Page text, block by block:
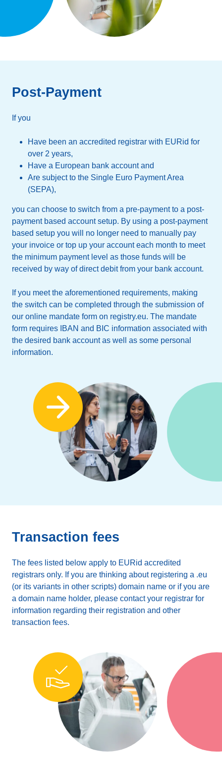
Post-Payment
If you
Have been an accredited registrar with EURid for
over 2 years,
Have a European bank account and
Are subject to the Single Euro Payment Area
(SEPA),
you can choose to switch from a pre-payment to a post-
payment based account setup. By using a post-payment
based setup you will no longer need to manually pay
your invoice or top up your account each month to meet
the minimum payment level as those funds will be
received by way of direct debit from your bank account.
If you meet the aforementioned requirements, making
the switch can be completed through the submission of
our online mandate form on registry.eu. The mandate
form requires IBAN and BIC information associated with
the desired bank account as well as some personal
information.
Transaction fees
The fees listed below apply to EURid accredited
registrars only. If you are thinking about registering a .eu
(or its variants in other scripts) domain name or if you are
a domain name holder, please contact your registrar for
information regarding their registration and other
transaction fees.